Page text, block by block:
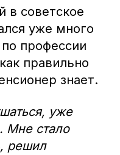
в советское
уже много
профессии
правильно
знает.
уже
Мне стало
решил